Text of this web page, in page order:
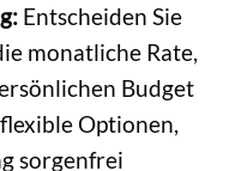
Entscheiden Sie
monatliche Rate,
Budget
Optionen,
sorgenfrei